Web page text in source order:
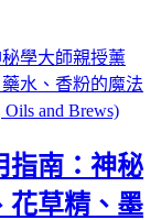
指南：神秘
花草精、墨